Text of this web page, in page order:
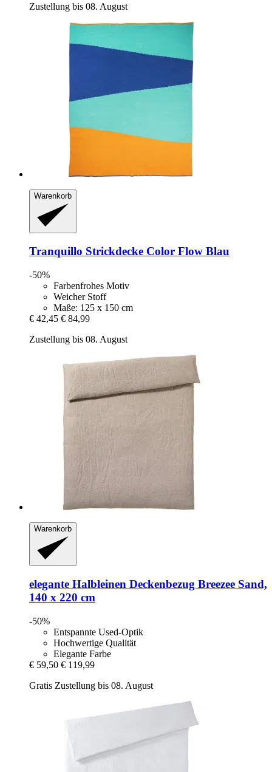
Zustellung bis 08. August
Warenkorb
Tranquillo Strickdecke Color Flow Blau
-50%
Farbenfrohes Motiv
Weicher Stoff
Maße: 125 x 150 cm
€ 42,45 € 84,99
Zustellung bis 08. August
Warenkorb
elegante Halbleinen Deckenbezug Breezee Sand,
140 x 220 cm
-50%
Entspannte Used-Optik
Hochwertige Qualität
Elegante Farbe
€ 59,50 € 119,99
Gratis Zustellung bis 08. August